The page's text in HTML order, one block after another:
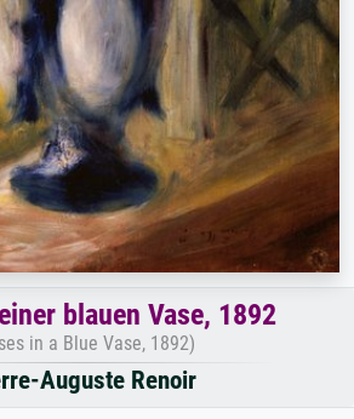
blauen Vase, 1892
in a Blue Vase, 1892)
Auguste Renoir